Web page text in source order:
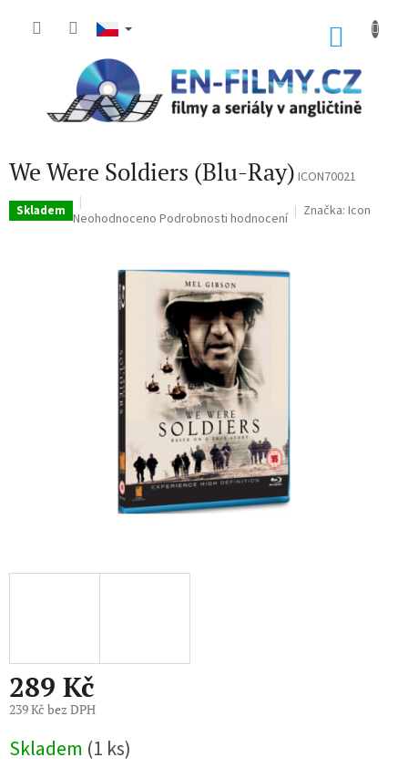
We Were Soldiers (Blu-Ray) ICON70021
Skladem Průměrné
Neohodnoceno Podrobnosti hodnocení Značka: Icon
289 Kč
239 Kč bez DPH
cena:
Skladem (1 ks)